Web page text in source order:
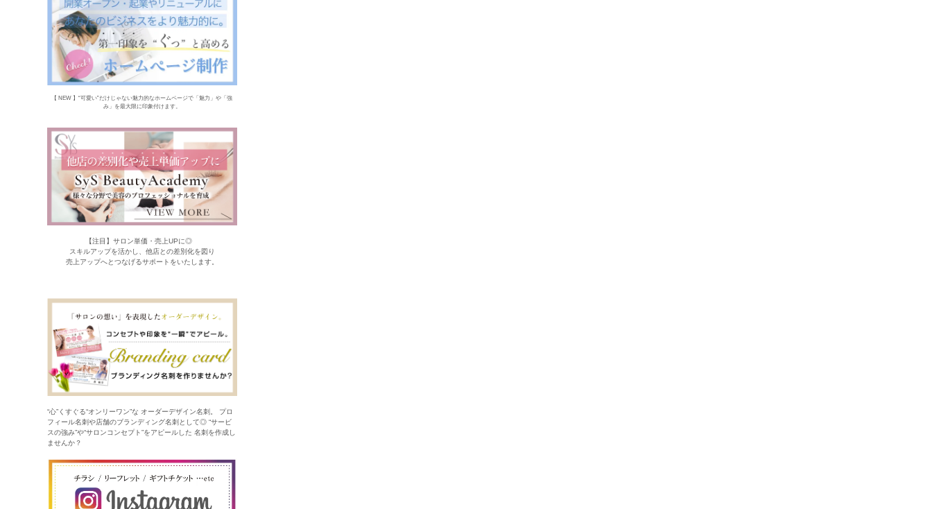
【 NEW 】“可愛い”だけじゃない魅力的なホームページで「魅力」や「強
み」を最大限に印象付けます。
【注目】サロン単価・売上UPに◎
スキルアップを活かし、他店との差別化を図り
売上アップへとつなげるサポートをいたします。
“心”くすぐる“オンリーワン”な オーダーデザイン名刺。 プロ
フィール名刺や店舗のブランディング名刺として◎ “サービ
スの強み”や“サロンコンセプト”をアピールした 名刺を作成し
ませんか？